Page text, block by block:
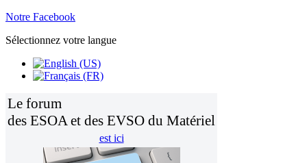
Notre Facebook
Sélectionnez votre langue
Le forum
des ESOA et des EVSO du Matériel
est ici